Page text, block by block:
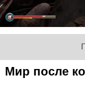
Мир после